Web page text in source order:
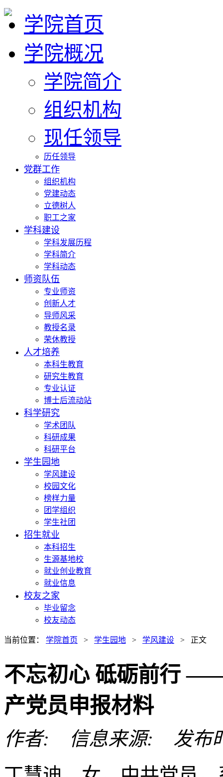
学院首页
学院概况
学院简介
组织机构
现任领导
历任领导
党群工作
组织机构
党建动态
立德树人
职工之家
学科建设
学科发展历程
学科简介
学科动态
师资队伍
专业师资
创新人才
导师风采
教授名录
荣休教授
人才培养
本科生教育
研究生教育
专业认证
博士后流动站
科学研究
学术团队
科研成果
科研平台
学生园地
学风建设
校园文化
榜样力量
团学组织
学生社团
招生就业
本科招生
生源基地校
就业创业教育
就业信息
校友之家
毕业留念
校友动态
当前位置： 学院首页 > 学生园地 > 学风建设 > 正文
不忘初心 砥砺前行
产党员申报材料
作者: 信息来源: 发布